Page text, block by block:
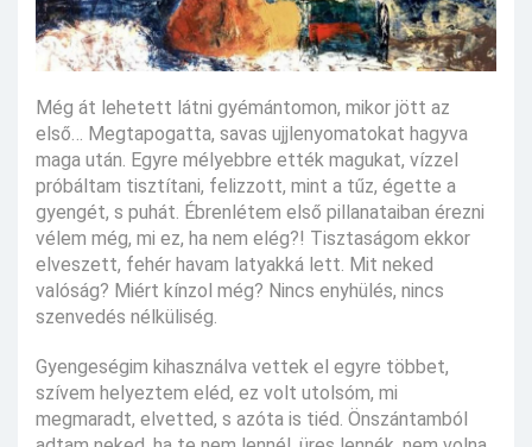
Még át lehetett látni gyémántomon, mikor jött az
első… Megtapogatta, savas ujjlenyomatokat hagyva
maga után. Egyre mélyebbre ették magukat, vízzel
próbáltam tisztítani, felizzott, mint a tűz, égette a
gyengét, s puhát. Ébrenlétem első pillanataiban érezni
vélem még, mi ez, ha nem elég?! Tisztaságom ekkor
elveszett, fehér havam latyakká lett. Mit neked
valóság? Miért kínzol még? Nincs enyhülés, nincs
szenvedés nélküliség.
Gyengeségim kihasználva vettek el egyre többet,
szívem helyeztem eléd, ez volt utolsóm, mi
megmaradt, elvetted, s azóta is tiéd. Önszántamból